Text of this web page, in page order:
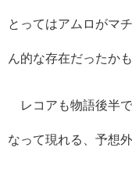
とってはアムロがマ
ん的な存在だったか
レコアも物語後半
なって現れる、予想